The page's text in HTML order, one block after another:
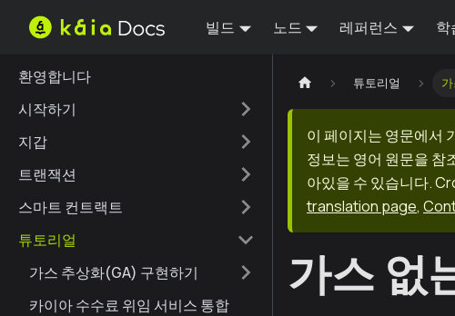
빌드 노드 레퍼런스 학
환영합니다
시작하기
지갑
트랜잭션
스마트 컨트랙트
튜토리얼
가스 추상화(GA) 구현하기
카이아 수수료 위임 서비스 통합
튜토리얼
이 페이지는 영문에서
정보는 영어 원문을 참
아있을 수 있습니다.
translation page,
가스 없